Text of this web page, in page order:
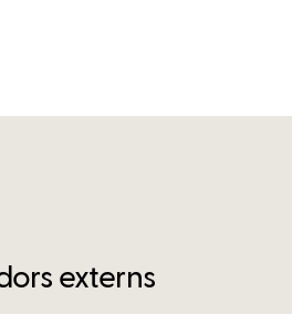
externs